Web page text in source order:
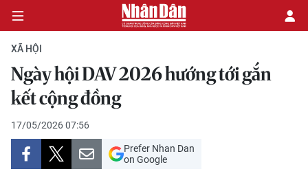
CHÍNH TRỊ
KINH TẾ
VĂN HÓA
XÃ HỘI
Ngày hội DAV 2026 hướng tới gắn
kết cộng đồng
17/05/2026 07:56
Prefer Nhan Dan
on Google